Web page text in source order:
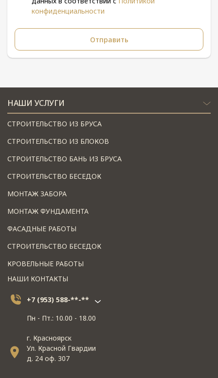
конфиденциальности
НАШИ УСЛУГИ
СТРОИТЕЛЬСТВО ИЗ БРУСА
СТРОИТЕЛЬСТВО ИЗ БЛОКОВ
СТРОИТЕЛЬСТВО БАНЬ ИЗ БРУСА
СТРОИТЕЛЬСТВО БЕСЕДОК
МОНТАЖ ЗАБОРА
МОНТАЖ ФУНДАМЕНТА
ФАСАДНЫЕ РАБОТЫ
СТРОИТЕЛЬСТВО БЕСЕДОК
КРОВЕЛЬНЫЕ РАБОТЫ
НАШИ КОНТАКТЫ
+7 (953) 588-**-**
Пн - Пт.: 10.00 - 18.00
г. Красноярск
Ул. Красной Гвардии
д. 24 оф. 307